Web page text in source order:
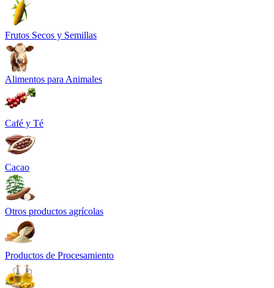
Frutos Secos y Semillas
Alimentos para Animales
Café y Té
Cacao
Otros productos agrícolas
Productos de Procesamiento